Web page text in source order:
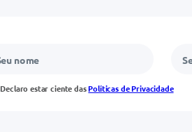
Declaro estar ciente dasPolíticas de Privacidade